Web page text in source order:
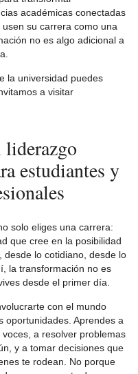
académicas conectadas
su carrera como una
no es algo adicional a
la universidad puedes
a visitar
estudiantes y
solo eliges una carrera:
que cree en la posibilidad
desde lo cotidiano, desde lo
la transformación no es
desde el primer día.
con el mundo
oportunidades. Aprendes a
a resolver problemas
y a tomar decisiones que
te rodean. No porque